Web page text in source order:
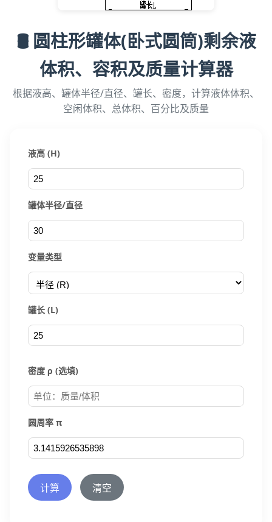
🛢️ 圆柱形罐体(卧式圆筒)剩余液
体积、容积及质量计算器
根据液高、罐体半径/直径、罐长、密度，计算液体体积、
空闲体积、总体积、百分比及质量
液高 (H)
罐体半径/直径
变量类型
罐长 (L)
密度 ρ (选填)
圆周率 π
计算 清空